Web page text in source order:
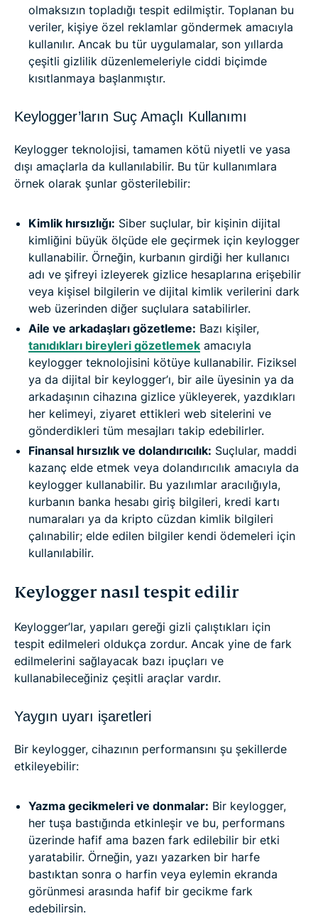
olmaksızın topladığı tespit edilmiştir. Toplanan bu
veriler, kişiye özel reklamlar göndermek amacıyla
kullanılır. Ancak bu tür uygulamalar, son yıllarda
çeşitli gizlilik düzenlemeleriyle ciddi biçimde
kısıtlanmaya başlanmıştır.
Keylogger’ların Suç Amaçlı Kullanımı
Keylogger teknolojisi, tamamen kötü niyetli ve yasa
dışı amaçlarla da kullanılabilir. Bu tür kullanımlara
örnek olarak şunlar gösterilebilir:
Kimlik hırsızlığı: Siber suçlular, bir kişinin dijital
kimliğini büyük ölçüde ele geçirmek için keylogger
kullanabilir. Örneğin, kurbanın girdiği her kullanıcı
adı ve şifreyi izleyerek gizlice hesaplarına erişebilir
veya kişisel bilgilerin ve dijital kimlik verilerini dark
web üzerinden diğer suçlulara satabilirler.
Aile ve arkadaşları gözetleme: Bazı kişiler,
tanıdıkları bireyleri gözetlemek amacıyla
keylogger teknolojisini kötüye kullanabilir. Fiziksel
ya da dijital bir keylogger’ı, bir aile üyesinin ya da
arkadaşının cihazına gizlice yükleyerek, yazdıkları
her kelimeyi, ziyaret ettikleri web sitelerini ve
gönderdikleri tüm mesajları takip edebilirler.
Finansal hırsızlık ve dolandırıcılık: Suçlular, maddi
kazanç elde etmek veya dolandırıcılık amacıyla da
keylogger kullanabilir. Bu yazılımlar aracılığıyla,
kurbanın banka hesabı giriş bilgileri, kredi kartı
numaraları ya da kripto cüzdan kimlik bilgileri
çalınabilir; elde edilen bilgiler kendi ödemeleri için
kullanılabilir.
Keylogger nasıl tespit edilir
Keylogger’lar, yapıları gereği gizli çalıştıkları için
tespit edilmeleri oldukça zordur. Ancak yine de fark
edilmelerini sağlayacak bazı ipuçları ve
kullanabileceğiniz çeşitli araçlar vardır.
Yaygın uyarı işaretleri
Bir keylogger, cihazının performansını şu şekillerde
etkileyebilir:
Yazma gecikmeleri ve donmalar: Bir keylogger,
her tuşa bastığında etkinleşir ve bu, performans
üzerinde hafif ama bazen fark edilebilir bir etki
yaratabilir. Örneğin, yazı yazarken bir harfe
bastıktan sonra o harfin veya eylemin ekranda
görünmesi arasında hafif bir gecikme fark
edebilirsin.